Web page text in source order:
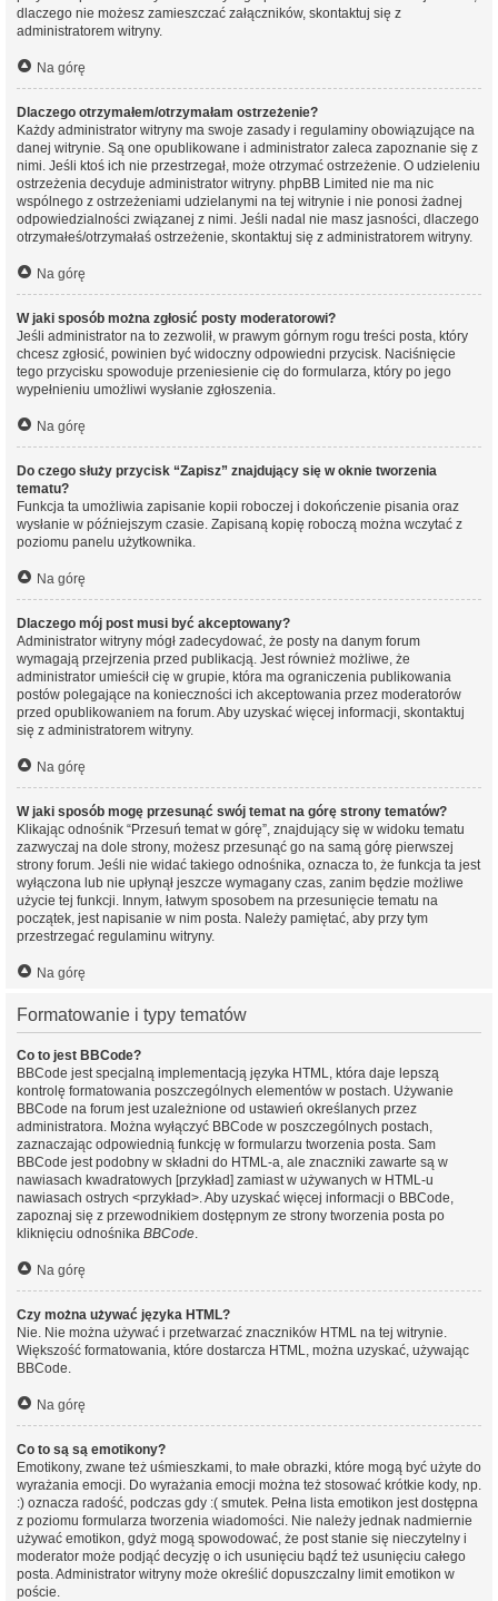
dlaczego nie możesz zamieszczać załączników, skontaktuj się z
administratorem witryny.
Na górę
Dlaczego otrzymałem/otrzymałam ostrzeżenie?
Każdy administrator witryny ma swoje zasady i regulaminy obowiązujące na
danej witrynie. Są one opublikowane i administrator zaleca zapoznanie się z
nimi. Jeśli ktoś ich nie przestrzegał, może otrzymać ostrzeżenie. O udzieleniu
ostrzeżenia decyduje administrator witryny. phpBB Limited nie ma nic
wspólnego z ostrzeżeniami udzielanymi na tej witrynie i nie ponosi żadnej
odpowiedzialności związanej z nimi. Jeśli nadal nie masz jasności, dlaczego
otrzymałeś/otrzymałaś ostrzeżenie, skontaktuj się z administratorem witryny.
Na górę
W jaki sposób można zgłosić posty moderatorowi?
Jeśli administrator na to zezwolił, w prawym górnym rogu treści posta, który
chcesz zgłosić, powinien być widoczny odpowiedni przycisk. Naciśnięcie
tego przycisku spowoduje przeniesienie cię do formularza, który po jego
wypełnieniu umożliwi wysłanie zgłoszenia.
Na górę
Do czego służy przycisk “Zapisz” znajdujący się w oknie tworzenia
tematu?
Funkcja ta umożliwia zapisanie kopii roboczej i dokończenie pisania oraz
wysłanie w późniejszym czasie. Zapisaną kopię roboczą można wczytać z
poziomu panelu użytkownika.
Na górę
Dlaczego mój post musi być akceptowany?
Administrator witryny mógł zadecydować, że posty na danym forum
wymagają przejrzenia przed publikacją. Jest również możliwe, że
administrator umieścił cię w grupie, która ma ograniczenia publikowania
postów polegające na konieczności ich akceptowania przez moderatorów
przed opublikowaniem na forum. Aby uzyskać więcej informacji, skontaktuj
się z administratorem witryny.
Na górę
W jaki sposób mogę przesunąć swój temat na górę strony tematów?
Klikając odnośnik “Przesuń temat w górę”, znajdujący się w widoku tematu
zazwyczaj na dole strony, możesz przesunąć go na samą górę pierwszej
strony forum. Jeśli nie widać takiego odnośnika, oznacza to, że funkcja ta jest
wyłączona lub nie upłynął jeszcze wymagany czas, zanim będzie możliwe
użycie tej funkcji. Innym, łatwym sposobem na przesunięcie tematu na
początek, jest napisanie w nim posta. Należy pamiętać, aby przy tym
przestrzegać regulaminu witryny.
Na górę
Formatowanie i typy tematów
Co to jest BBCode?
BBCode jest specjalną implementacją języka HTML, która daje lepszą
kontrolę formatowania poszczególnych elementów w postach. Używanie
BBCode na forum jest uzależnione od ustawień określanych przez
administratora. Można wyłączyć BBCode w poszczególnych postach,
zaznaczając odpowiednią funkcję w formularzu tworzenia posta. Sam
BBCode jest podobny w składni do HTML-a, ale znaczniki zawarte są w
nawiasach kwadratowych [przykład] zamiast w używanych w HTML-u
nawiasach ostrych <przykład>. Aby uzyskać więcej informacji o BBCode,
zapoznaj się z przewodnikiem dostępnym ze strony tworzenia posta po
kliknięciu odnośnika BBCode.
Na górę
Czy można używać języka HTML?
Nie. Nie można używać i przetwarzać znaczników HTML na tej witrynie.
Większość formatowania, które dostarcza HTML, można uzyskać, używając
BBCode.
Na górę
Co to są są emotikony?
Emotikony, zwane też uśmieszkami, to małe obrazki, które mogą być użyte do
wyrażania emocji. Do wyrażania emocji można też stosować krótkie kody, np.
:) oznacza radość, podczas gdy :( smutek. Pełna lista emotikon jest dostępna
z poziomu formularza tworzenia wiadomości. Nie należy jednak nadmiernie
używać emotikon, gdyż mogą spowodować, że post stanie się nieczytelny i
moderator może podjąć decyzję o ich usunięciu bądź też usunięciu całego
posta. Administrator witryny może określić dopuszczalny limit emotikon w
poście.